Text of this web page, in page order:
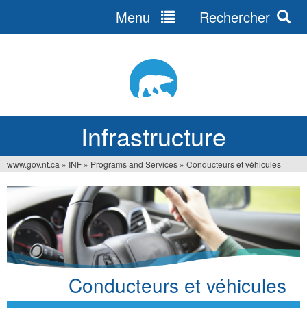
Infrastructure
Menu Rechercher
Vous
êtes
ici
www.gov.nt.ca » INF » Programs and Services » Conducteurs et véhicules
Conducteurs et véhicules